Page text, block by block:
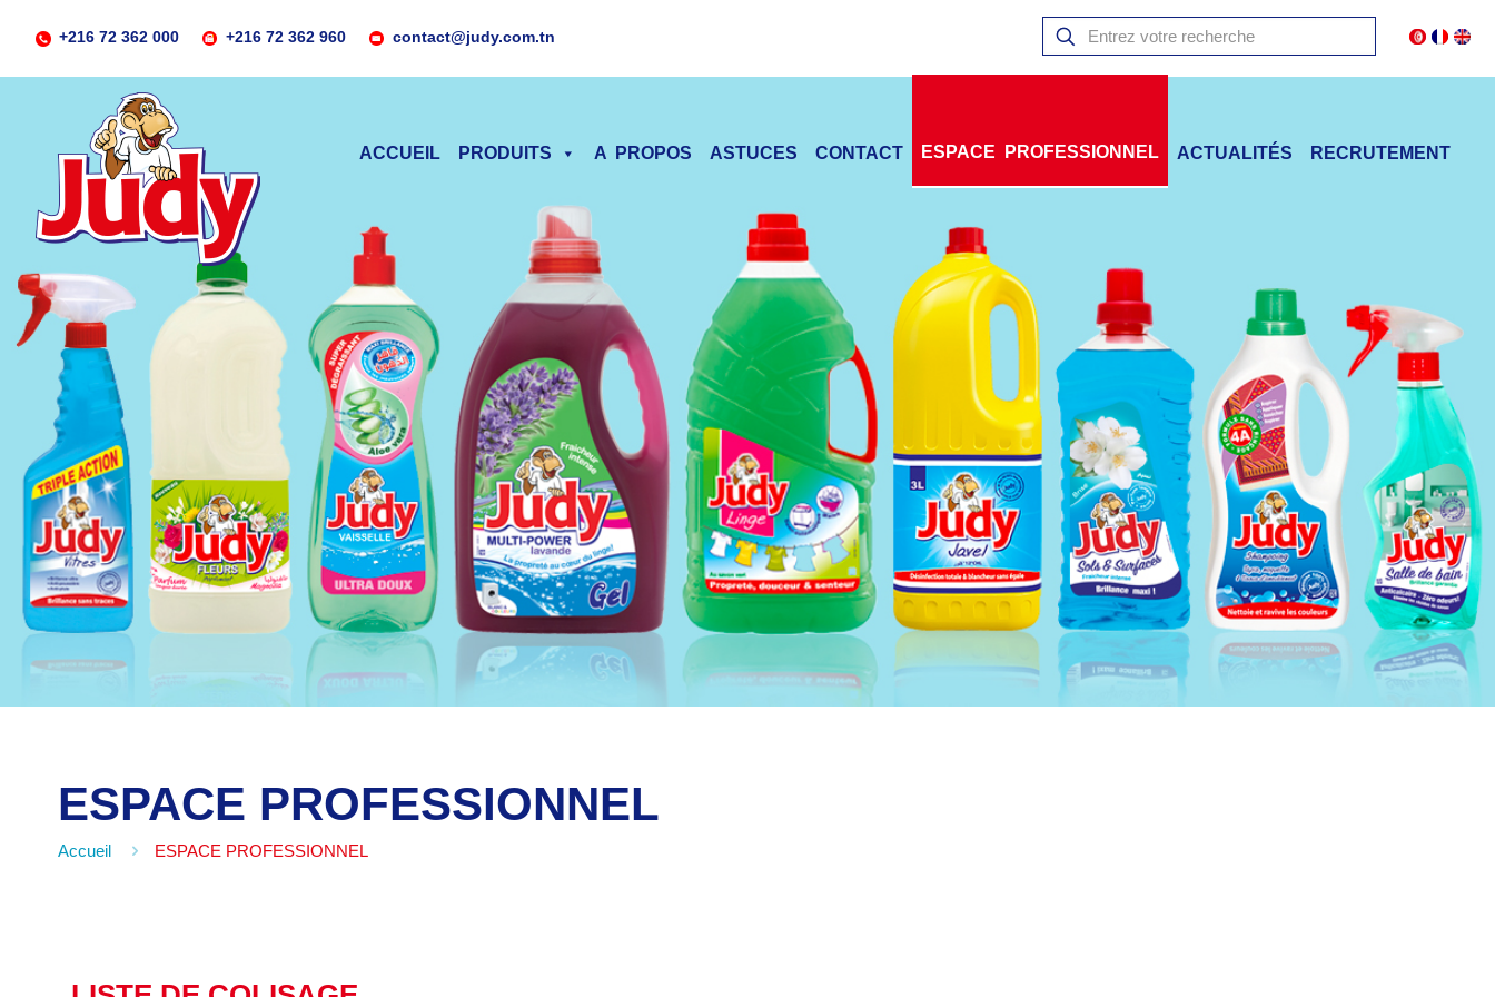
+216 72 362 000 +216 72 362 960 contact@judy.com.tn
ACCUEIL PRODUITS A PROPOS ASTUCES CONTACT ESPACE PROFESSIONNEL ACTUALITÉS RECRUTEMENT
ESPACE PROFESSIONNEL
Accueil ESPACE PROFESSIONNEL